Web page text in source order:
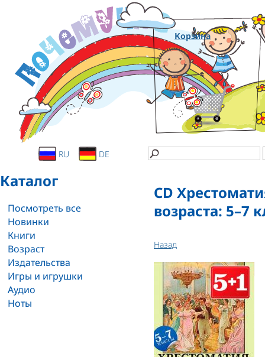
Корзина
RU DE
Каталог
Посмотреть все
Новинки
Книги
Возраст
Издательства
Игры и игрушки
Аудио
Ноты
СD
возраста: 5–7
Назад